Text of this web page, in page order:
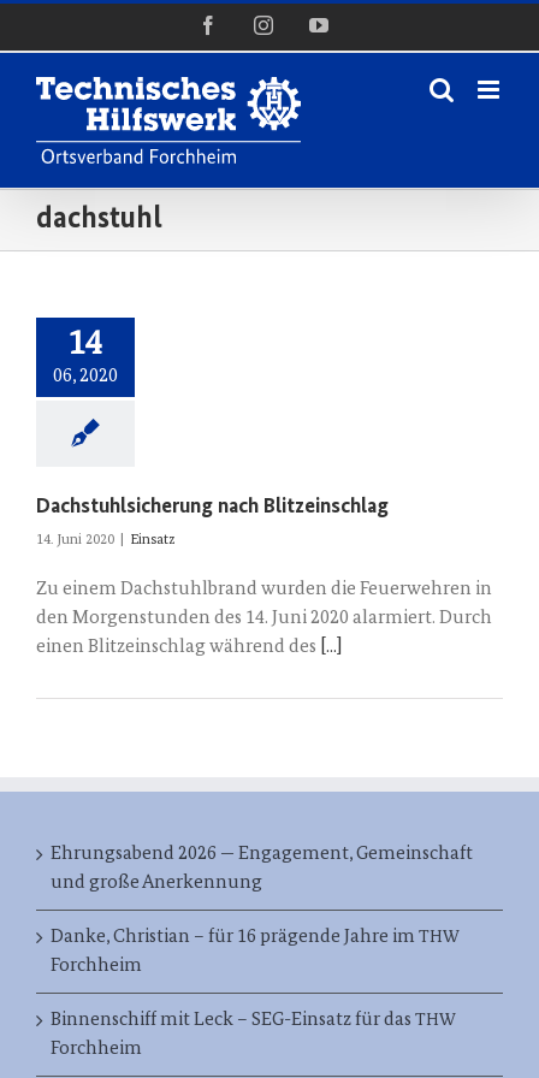
FacebookInstagramYouTube
dachstuhl
14
06, 2020
Dachstuhlsicherung nach Blitzeinschlag
14. Juni 2020 Einsatz
Zu einem Dachstuhlbrand wurden die Feuerwehren in
den Morgenstunden des 14. Juni 2020 alarmiert. Durch
einen Blitzeinschlag während des [...]
Ehrungsabend 2026 — Engagement, Gemeinschaft
und große Anerkennung
Danke, Christian – für 16 prägende Jahre im THW
Forchheim
Binnenschiff mit Leck – SEG-Einsatz für das THW
Forchheim